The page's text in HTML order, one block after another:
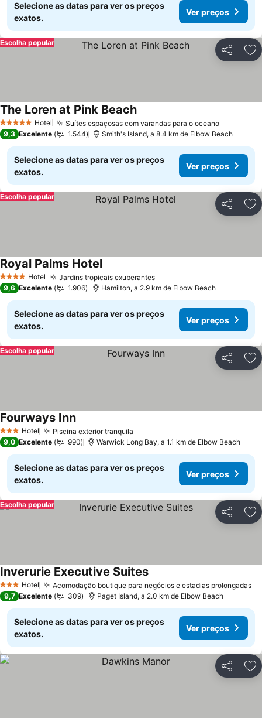
Selecione as datas para ver os preços
exatos.
Ver preços
Partilhar
Escolha popular
5 Estrelas Hotel Suítes espaçosas com varandas para o oceano
The Loren at Pink Beach
9,3 Excelente 1.544 Smith's Island, a 8.4 km de Elbow Beach
Selecione as datas para ver os preços
exatos.
Ver preços
Partilhar
Escolha popular
4 EstrelasHotel Jardins tropicais exuberantes
Royal Palms Hotel
9,6 Excelente 1.906 Hamilton, a 2.9 km de Elbow Beach
Selecione as datas para ver os preços
exatos.
Ver preços
Partilhar
Escolha popular
3 EstrelasHotel Piscina exterior tranquila
Fourways Inn
9,0 Excelente 990 Warwick Long Bay, a 1.1 km de Elbow Beach
Selecione as datas para ver os preços
exatos.
Ver preços
Partilhar
Escolha popular
3 EstrelasHotel Acomodação boutique para negócios e estadias prolongadas
Inverurie Executive Suites
9,7 Excelente 309 Paget Island, a 2.0 km de Elbow Beach
Selecione as datas para ver os preços
exatos.
Ver preços
Partilhar